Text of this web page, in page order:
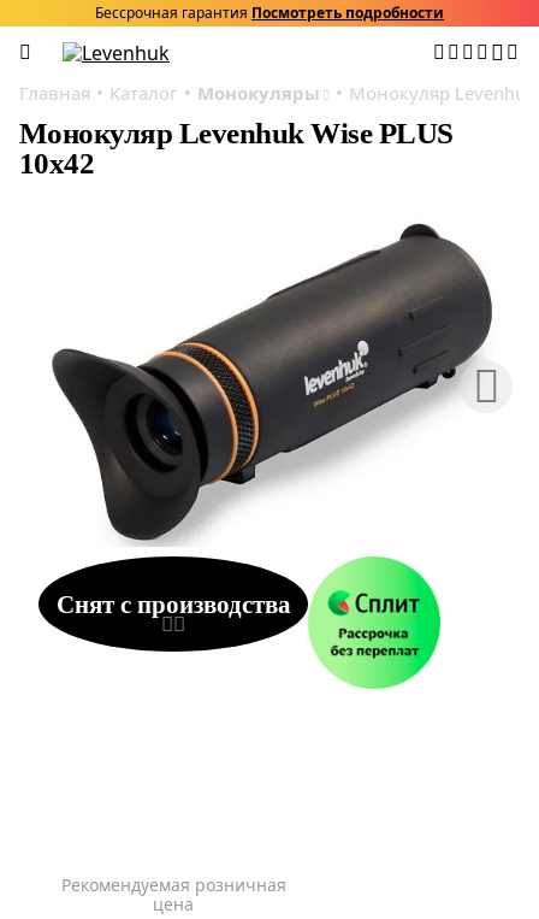
Бессрочная гарантия Посмотреть подробности
Главная Каталог Монокуляры Монокуляр Levenhuk
Монокуляр Levenhuk Wise PLUS
10x42
Снят с производства
Рекомендуемая розничная
цена